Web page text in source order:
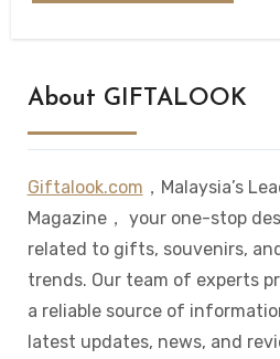
About GIFTALOOK
Giftalook.com ，Malaysia’s
Magazine， your one-stop
related to gifts, souvenirs,
trends. Our team of experts
a reliable source of
latest updates, news, and